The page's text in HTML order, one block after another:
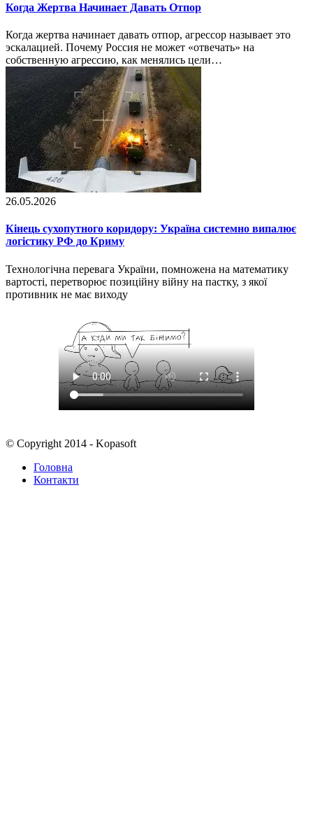
Когда Жертва Начинает Давать Отпор
Когда жертва начинает давать отпор, агрессор называет это
эскалацией. Почему Россия не может «отвечать» на
собственную агрессию, как менялись цели…
26.05.2026
Кінець сухопутного коридору: Україна системно випалює
логістику РФ до Криму
Технологічна перевага України, помножена на математику
вартості, перетворює позиційну війну на пастку, з якої
противник не має виходу
© Copyright 2014 - Kopasoft
Головна
Контакти